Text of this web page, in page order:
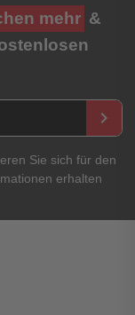
mehr &
keyboard_arrow_right
Sie sich für den
erhalten